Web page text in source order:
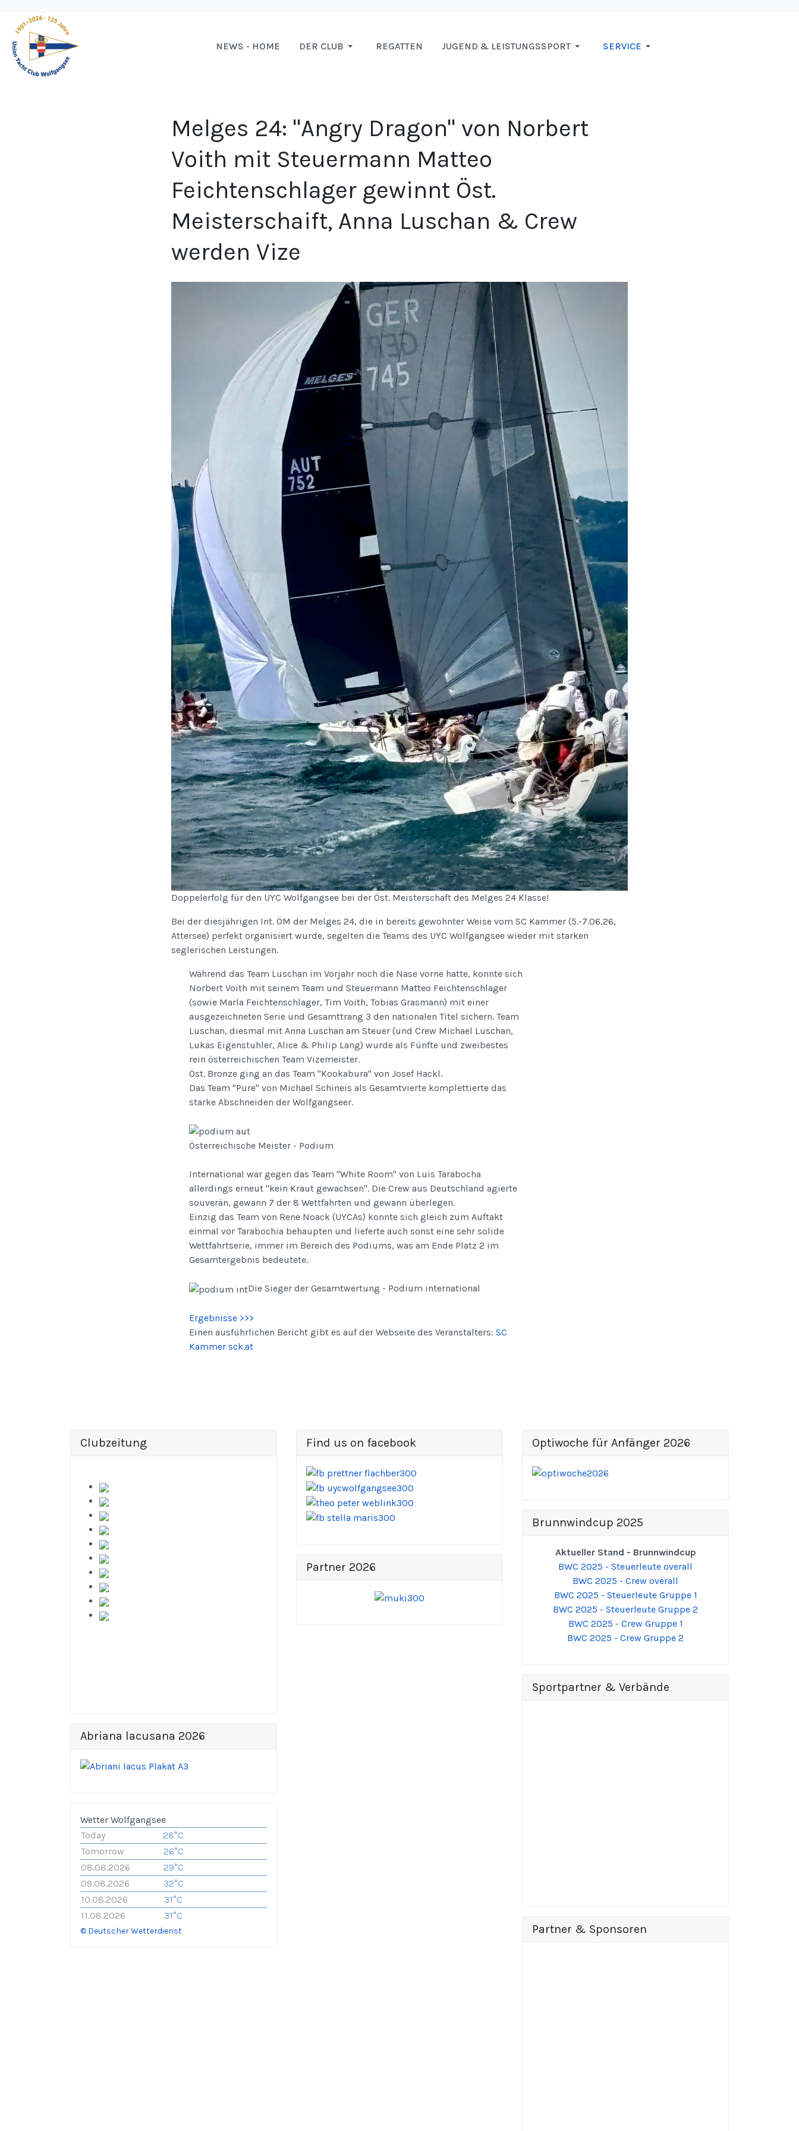
NEWS - HOME DER CLUB REGATTEN JUGEND & LEISTUNGSSPORT SERVICE
Melges 24: "Angry Dragon" von Norbert
Voith mit Steuermann Matteo
Feichtenschlager gewinnt Öst.
Meisterschaift, Anna Luschan & Crew
werden Vize
Doppelerfolg für den UYC Wolfgangsee bei der Öst. Meisterschaft des Melges 24 Klasse!
Bei der diesjährigen Int. ÖM der Melges 24, die in bereits gewohnter Weise vom SC Kammer (5.-7.06,26,
Attersee) perfekt organisiert wurde, segelten die Teams des UYC Wolfgangsee wieder mit starken
seglerischen Leistungen.
Während das Team Luschan im Vorjahr noch die Nase vorne hatte, konnte sich
Norbert Voith mit seinem Team und Steuermann Matteo Feichtenschlager
(sowie Marla Feichtenschlager, Tim Voith, Tobias Grasmann) mit einer
ausgezeichneten Serie und Gesamttrang 3 den nationalen Titel sichern. Team
Luschan, diesmal mit Anna Luschan am Steuer (und Crew Michael Luschan,
Lukas Eigenstuhler, Alice & Philip Lang) wurde als Fünfte und zweibestes
rein österreichischen Team Vizemeister.
Öst. Bronze ging an das Team "Kookabura" von Josef Hackl.
Das Team "Pure" von Michael Schineis als Gesamtvierte komplettierte das
starke Abschneiden der Wolfgangseer.
Österreichische Meister - Podium
International war gegen das Team "White Room" von Luis Tarabocha
allerdings erneut "kein Kraut gewachsen". Die Crew aus Deutschland agierte
souverän, gewann 7 der 8 Wettfahrten und gewann überlegen.
Einzig das Team von Rene Noack (UYCAs) konnte sich gleich zum Auftakt
einmal vor Tarabochia behaupten und lieferte auch sonst eine sehr solide
Wettfahrtserie, immer im Bereich des Podiums, was am Ende Platz 2 im
Gesamtergebnis bedeutete.
Die Sieger der Gesamtwertung - Podium international
Ergebnisse >>>
Einen ausführlichen Bericht gibt es auf der Webseite des Veranstalters: SC
Kammer sck.at
Clubzeitung
Abriana lacusana 2026
Wetter Wolfgangsee
Today
28°C
Tomorrow
26°C
08.08.2026
29°C
09.08.2026
32°C
10.08.2026
31°C
11.08.2026
31°C
© Deutscher Wetterdienst
Find us on facebook
Partner 2026
Optiwoche für Anfänger 2026
Brunnwindcup 2025
Aktueller Stand - Brunnwindcup
BWC 2025 - Steuerleute overall
BWC 2025 - Crew overall
BWC 2025 - Steuerleute Gruppe 1
BWC 2025 - Steuerleute Gruppe 2
BWC 2025 - Crew Gruppe 1
BWC 2025 - Crew Gruppe 2
Sportpartner & Verbände
Partner & Sponsoren